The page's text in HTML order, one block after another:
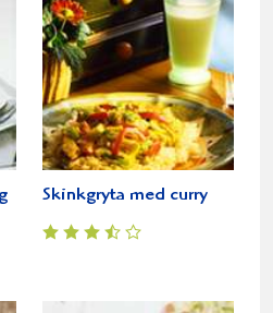
Skinkgryta med curry